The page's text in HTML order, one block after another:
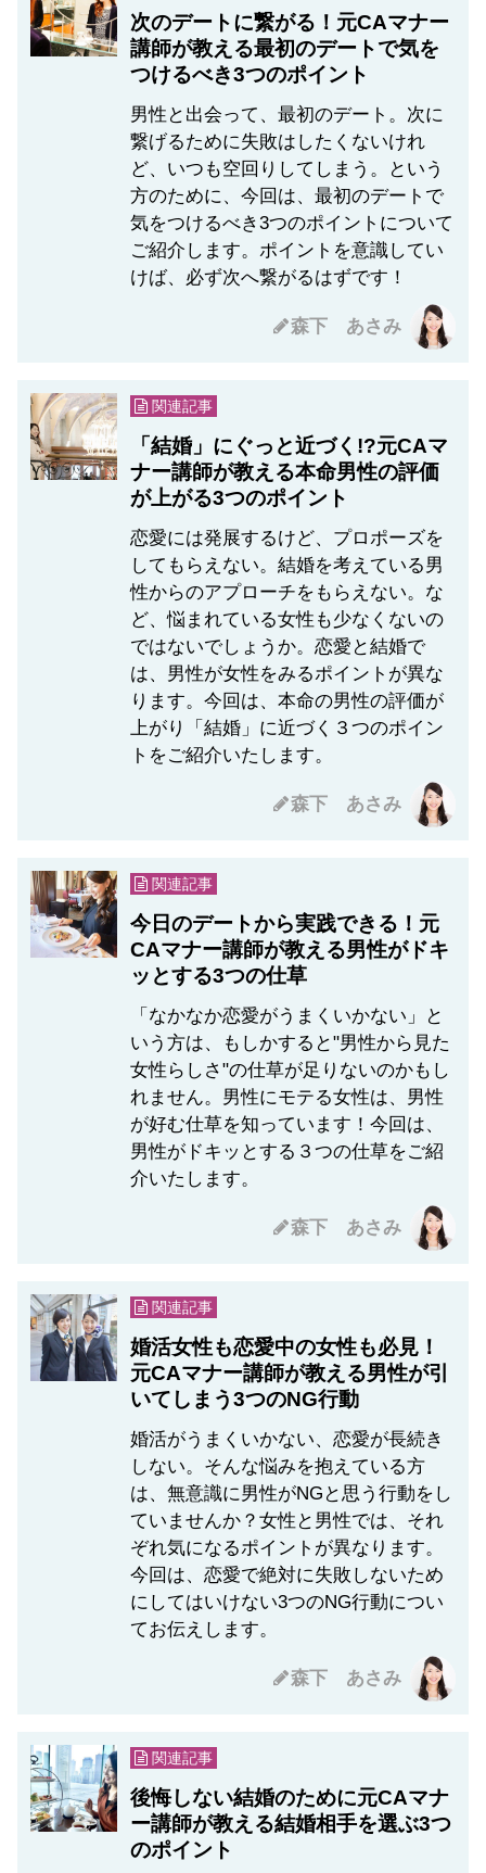
次のデートに繋がる！元CAマナー
講師が教える最初のデートで気を
つけるべき3つのポイント
男性と出会って、最初のデート。次に
繋げるために失敗はしたくないけれ
ど、いつも空回りしてしまう。という
方のために、今回は、最初のデートで
気をつけるべき3つのポイントについて
ご紹介します。ポイントを意識してい
けば、必ず次へ繋がるはずです！
森下 あさみ
関連記事
「結婚」にぐっと近づく!?元CAマ
ナー講師が教える本命男性の評価
が上がる3つのポイント
恋愛には発展するけど、プロポーズを
してもらえない。結婚を考えている男
性からのアプローチをもらえない。な
ど、悩まれている女性も少なくないの
ではないでしょうか。恋愛と結婚で
は、男性が女性をみるポイントが異な
ります。今回は、本命の男性の評価が
上がり「結婚」に近づく３つのポイン
トをご紹介いたします。
森下 あさみ
関連記事
今日のデートから実践できる！元
CAマナー講師が教える男性がドキ
ッとする3つの仕草
「なかなか恋愛がうまくいかない」と
いう方は、もしかすると"男性から見た
女性らしさ"の仕草が足りないのかもし
れません。男性にモテる女性は、男性
が好む仕草を知っています！今回は、
男性がドキッとする３つの仕草をご紹
介いたします。
森下 あさみ
関連記事
婚活女性も恋愛中の女性も必見！
元CAマナー講師が教える男性が引
いてしまう3つのNG行動
婚活がうまくいかない、恋愛が長続き
しない。そんな悩みを抱えている方
は、無意識に男性がNGと思う行動をし
ていませんか？女性と男性では、それ
ぞれ気になるポイントが異なります。
今回は、恋愛で絶対に失敗しないため
にしてはいけない3つのNG行動につい
てお伝えします。
森下 あさみ
関連記事
後悔しない結婚のために元CAマナ
ー講師が教える結婚相手を選ぶ3つ
のポイント